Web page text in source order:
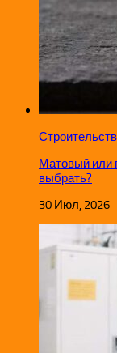
Матовый или
выбрать?
30 Июл, 2026